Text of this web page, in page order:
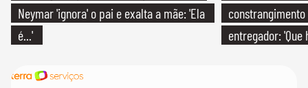
Neymar 'ignora' o pai e exalta a mãe: 'Ela
é...'
entregador: 'Que